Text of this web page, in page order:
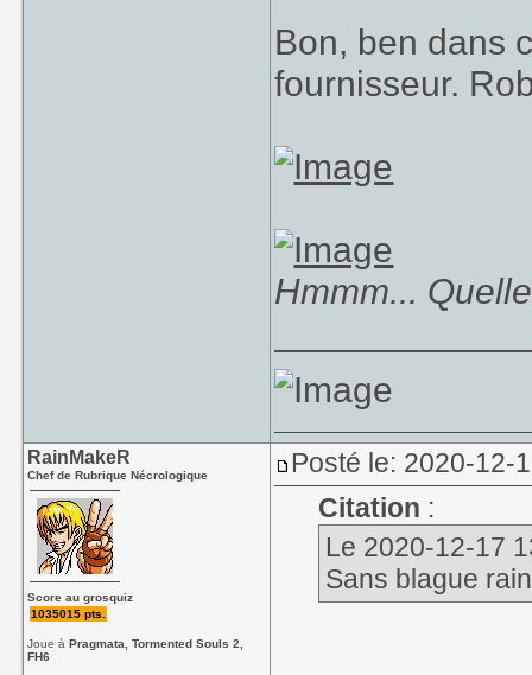
Bon, ben dans
fournisseur.
Hmmm...
RainMakeR
Chef de Rubrique Nécrologique
Score au grosquiz
1035015 pts.
Joue àPragmata, Tormented Souls 2,
FH6
Posté le: 2020-12-
Citation :
Le 2020-12-17
Sans blague